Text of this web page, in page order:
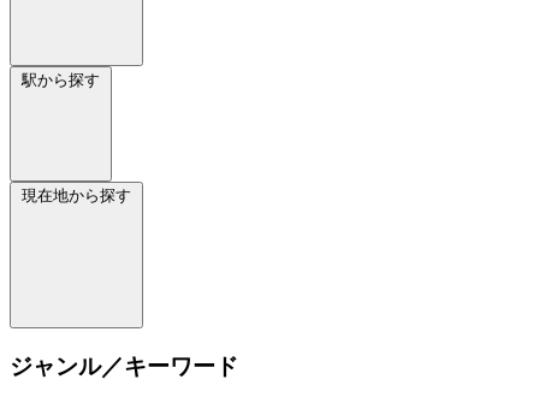
駅から探す
現在地から探す
ジャンル／キーワード